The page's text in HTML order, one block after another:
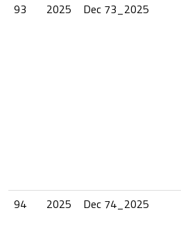
93
2025 Dec 73_2025
94
2025 Dec 74_2025